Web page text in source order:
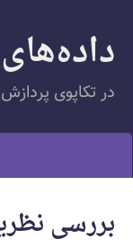
در تکاپوی
بررسی